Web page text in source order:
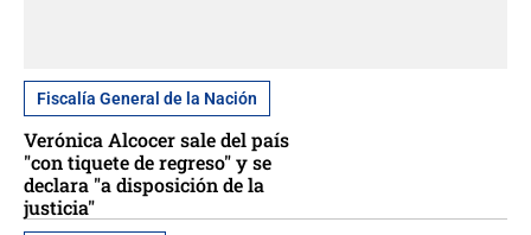
Fiscalía General de la Nación
Verónica Alcocer sale del país
"con tiquete de regreso" y se
declara "a disposición de la
justicia"